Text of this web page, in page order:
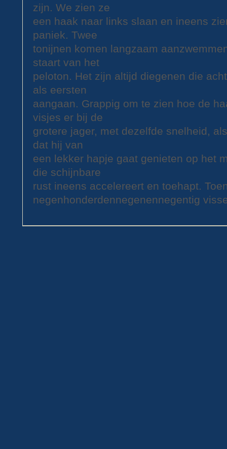
zijn. We zien ze
een haak naar links slaan en ineens
paniek. Twee
tonijnen komen langzaam
staart van het
peloton. Het zijn altijd diegenen die
als eersten
aangaan. Grappig om te zien hoe de
visjes er bij de
grotere jager, met dezelfde snelheid,
dat hij van
een lekker hapje gaat genieten op het
die schijnbare
rust ineens accelereert en toehapt.
negenhonderdennegenennegentig